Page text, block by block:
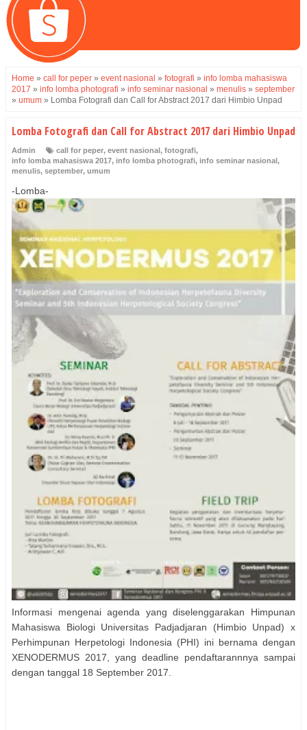
Home » call for peper » event nasional » fotografi » info lomba mahasiswa
2017 » info lomba photografi » info seminar nasional » menulis » september
» umum » Lomba Fotografi dan Call for Abstract 2017 dari Himbio Unpad
Lomba Fotografi dan Call for Abstract 2017 dari Himbio Unpad
Admin call for peper, event nasional, fotografi,
info lomba mahasiswa 2017, info lomba photografi, info seminar nasional,
menulis, september, umum
-Lomba-
Informasi mengenai agenda yang diselenggarakan Himpunan
Mahasiswa Biologi Universitas Padjadjaran (Himbio Unpad) x
Perhimpunan Herpetologi Indonesia (PHI) ini bernama dengan
XENODERMUS 2017, yang deadline pendaftarannnya sampai
dengan tanggal 18 September 2017.